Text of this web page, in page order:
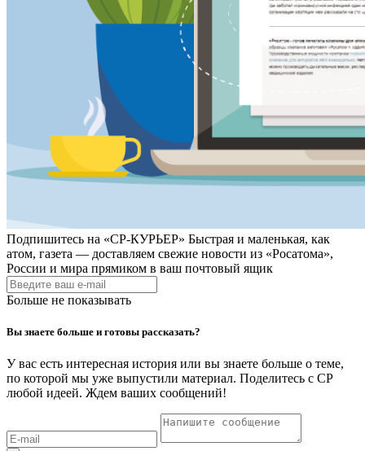
Подпишитесь на «СР-КУРЬЕР» Быстрая и маленькая, как
атом, газета — доставляем свежие новости из «Росатома»,
России и мира прямиком в ваш почтовый ящик
Больше не показывать
Вы знаете больше и готовы рассказать?
У вас есть интересная история или вы знаете больше о теме,
по которой мы уже выпустили материал. Поделитесь с СР
любой идеей. Ждем ваших сообщений!